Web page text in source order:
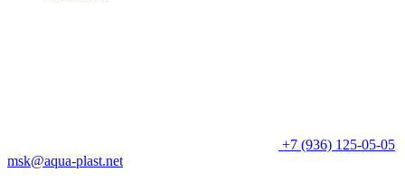
+7 (936) 125-05-05
msk@aqua-plast.net